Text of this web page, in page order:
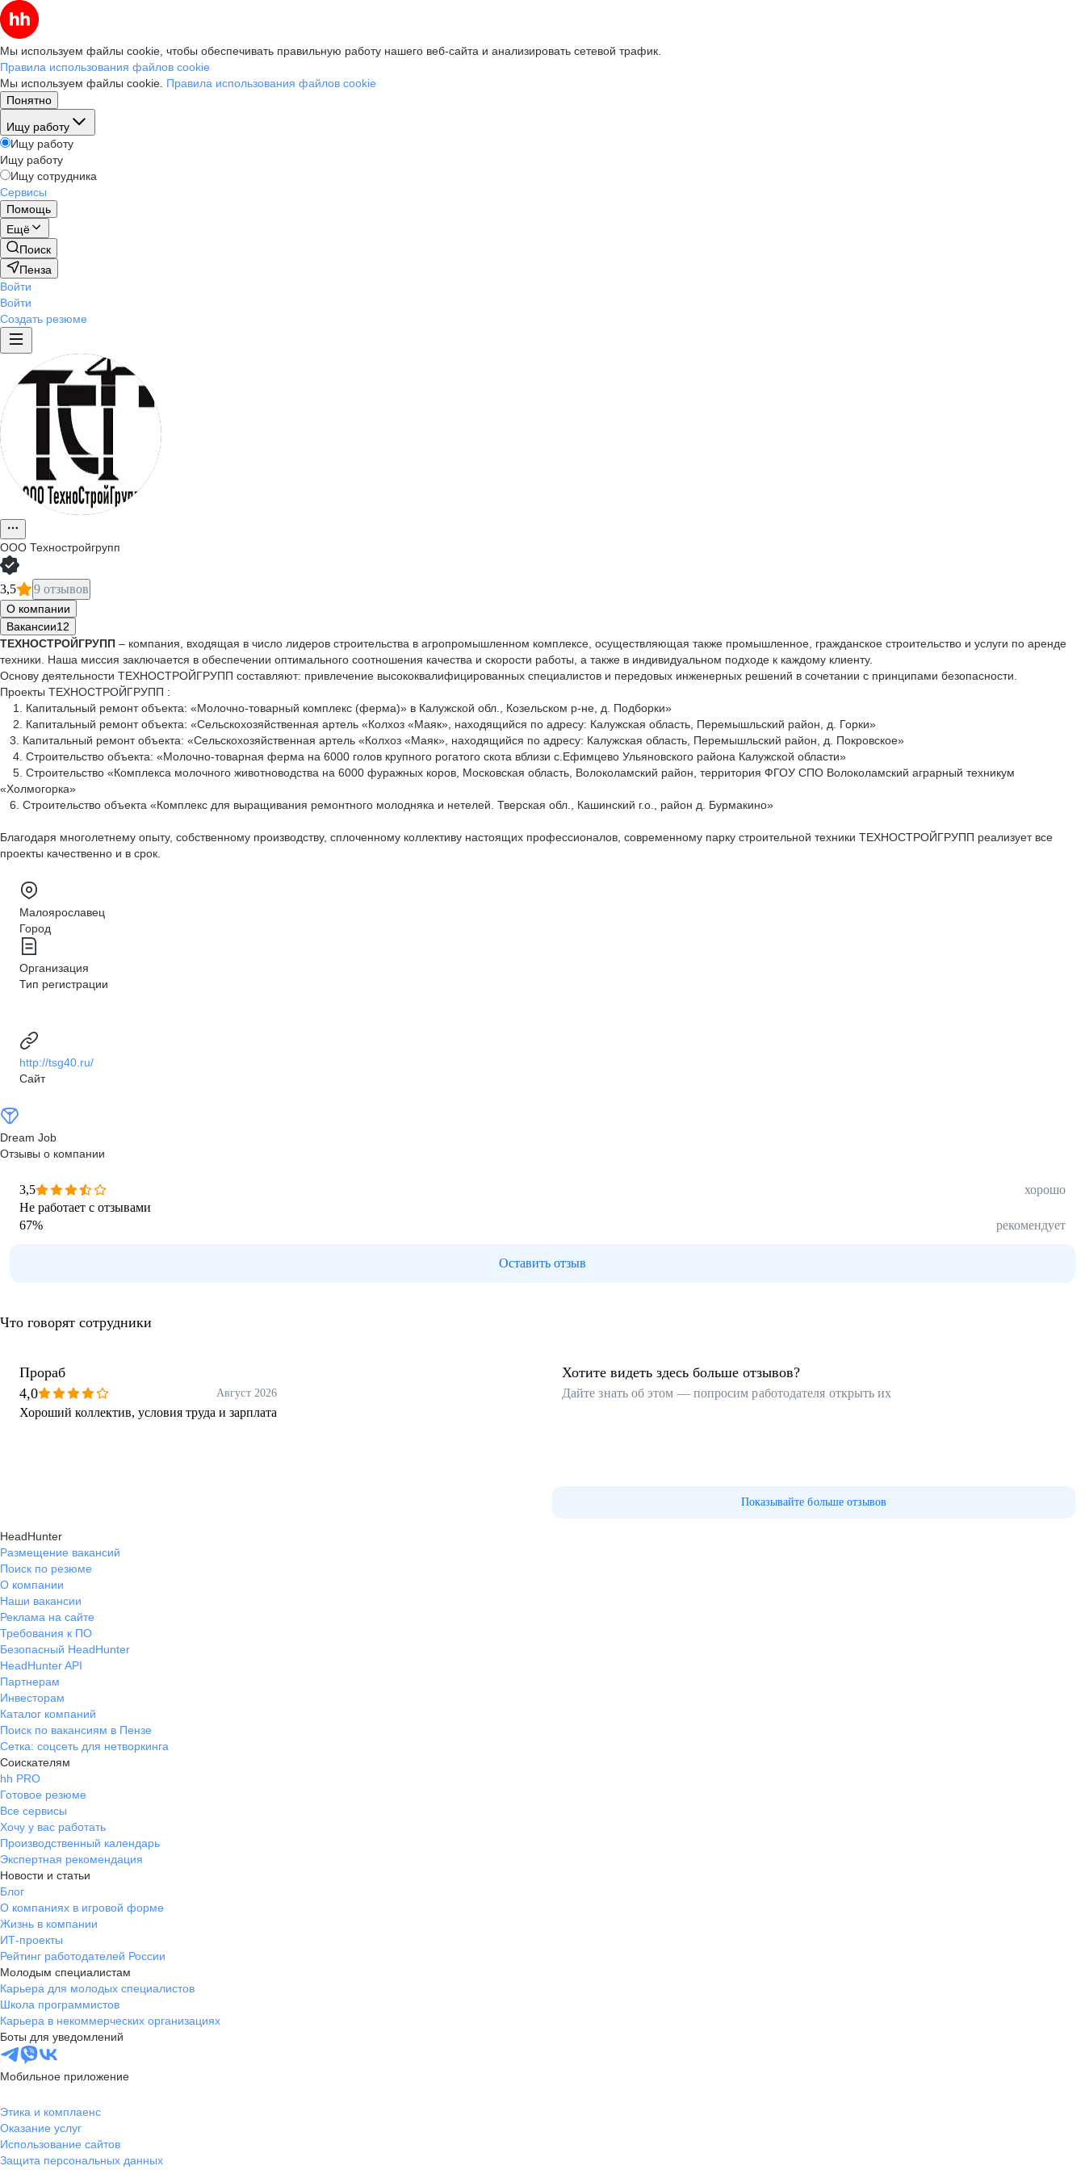
Мы используем файлы cookie, чтобы обеспечивать правильную работу нашего веб-сайта и анализировать сетевой трафик.
Правила использования файлов cookie
Мы используем файлы cookie. Правила использования файлов cookie
Понятно
Ищу работу
Ищу работу
Ищу работу
Ищу сотрудника
Сервисы
Помощь
Ещё
Поиск
Пенза
Войти
Войти
Создать резюме
ООО Техностройгрупп
3,5 9 отзывов
О компании
Вакансии12
ТЕХНОСТРОЙГРУПП – компания, входящая в число лидеров строительства в агропромышленном комплексе, осуществляющая также промышленное, гражданское строительство и услуги по аренде
техники. Наша миссия заключается в обеспечении оптимального соотношения качества и скорости работы, а также в индивидуальном подходе к каждому клиенту.
Основу деятельности ТЕХНОСТРОЙГРУПП составляют: привлечение высококвалифицированных специалистов и передовых инженерных решений в сочетании с принципами безопасности.
Проекты ТЕХНОСТРОЙГРУПП :
1. Капитальный ремонт объекта: «Молочно-товарный комплекс (ферма)» в Калужской обл., Козельском р-не, д. Подборки»
2. Капитальный ремонт объекта: «Сельскохозяйственная артель «Колхоз «Маяк», находящийся по адресу: Калужская область, Перемышльский район, д. Горки»
3. Капитальный ремонт объекта: «Сельскохозяйственная артель «Колхоз «Маяк», находящийся по адресу: Калужская область, Перемышльский район, д. Покровское»
4. Строительство объекта: «Молочно-товарная ферма на 6000 голов крупного рогатого скота вблизи с.Ефимцево Ульяновского района Калужской области»
5. Строительство «Комплекса молочного животноводства на 6000 фуражных коров, Московская область, Волоколамский район, территория ФГОУ СПО Волоколамский аграрный техникум
«Холмогорка»
6. Строительство объекта «Комплекс для выращивания ремонтного молодняка и нетелей. Тверская обл., Кашинский г.о., район д. Бурмакино»
Благодаря многолетнему опыту, собственному производству, сплоченному коллективу настоящих профессионалов, современному парку строительной техники ТЕХНОСТРОЙГРУПП реализует все
проекты качественно и в срок.
Малоярославец
Город
Организация
Тип регистрации
http://tsg40.ru/
Сайт
Dream Job
Отзывы о компании
3,5
хорошо
Не работает с отзывами
67% рекомендует
Оставить отзыв
Что говорят сотрудники
Прораб
4,0
Август 2026
Хороший коллектив, условия труда и зарплата
Хотите видеть здесь больше отзывов?
Дайте знать об этом — попросим работодателя открыть их
Показывайте больше отзывов
HeadHunter
Размещение вакансий
Поиск по резюме
О компании
Наши вакансии
Реклама на сайте
Требования к ПО
Безопасный HeadHunter
HeadHunter API
Партнерам
Инвесторам
Каталог компаний
Поиск по вакансиям в Пензе
Сетка: соцсеть для нетворкинга
Соискателям
hh PRO
Готовое резюме
Все сервисы
Хочу у вас работать
Производственный календарь
Экспертная рекомендация
Новости и статьи
Блог
О компаниях в игровой форме
Жизнь в компании
ИТ-проекты
Рейтинг работодателей России
Молодым специалистам
Карьера для молодых специалистов
Школа программистов
Карьера в некоммерческих организациях
Боты для уведомлений
Мобильное приложение
Этика и комплаенс
Оказание услуг
Использование сайтов
Защита персональных данных